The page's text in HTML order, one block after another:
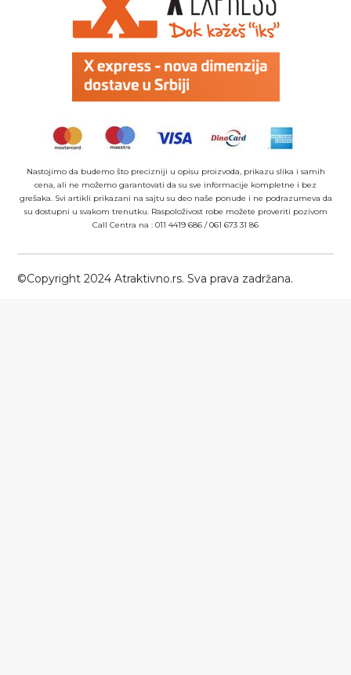
Nastojimo da budemo što precizniji u opisu proizvoda, prikazu slika i samih
cena, ali ne možemo garantovati da su sve informacije kompletne i bez
grešaka. Svi artikli prikazani na sajtu su deo naše ponude i ne podrazumeva da
su dostupni u svakom trenutku. Raspoloživost robe možete proveriti pozivom
Call Centra na : 011 4419 686 /061 673 31 86
©Copyright 2024 Atraktivno.rs. Sva prava zadržana.